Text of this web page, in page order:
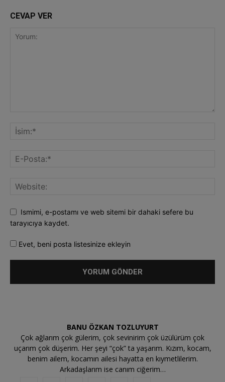
CEVAP VER
Ismimi, e-postamı ve web sitemi bir dahaki sefere bu
tarayıcıya kaydet.
Evet, beni posta listesinize ekleyin
BANU ÖZKAN TOZLUYURT
Çok ağlarım çok gülerim, çok sevinirim çok üzülürüm çok
uçarım çok düşerim. Her şeyi “çok” ta yaşarım. Kızım, kocam,
benim ailem, kocamın ailesi hayatta en kıymetlilerim.
Arkadaşlarım ise canım ciğerim…